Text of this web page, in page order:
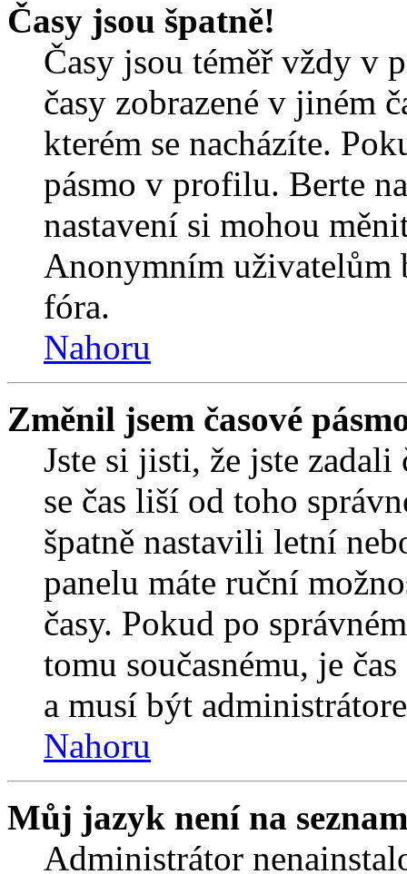
Časy jsou špatně!
Časy jsou téměř vždy v
časy zobrazené v jiném
kterém se nacházíte.
pásmo v profilu. Berte
nastavení si mohou
Anonymním uživatelům
fóra.
Nahoru
Změnil jsem časové
Jste si jisti, že jste zadali
se čas liší od toho
špatně nastavili letní
panelu máte ruční
časy. Pokud po
tomu současnému, je
a musí být
Nahoru
Můj jazyk není na
Administrátor